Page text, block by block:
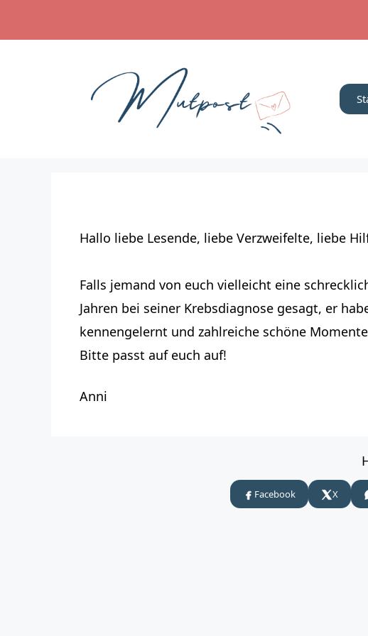
Hallo liebe Lesende, liebe Verzweifelte, liebe
Falls jemand von euch vielleicht eine
Jahren bei seiner Krebsdiagnose gesagt, er
kennengelernt und zahlreiche schöne
Bitte passt auf euch auf!
Anni
Facebook X